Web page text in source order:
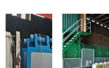
何找到可靠
廠家
相關知識說
明及其加工
工藝介紹